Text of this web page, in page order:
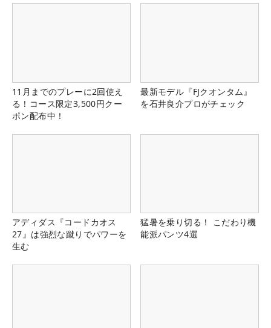
11月までのプレーに2回使え
る！コース限定3,500円クー
ポン配布中！
最新モデル『FJクオンタム』
を石井良介プロがチェック
アディダス『コードカオス
27』は強烈な蹴りでパワーを
生む
猛暑を乗り切る！ こだわり機
能派パンツ4選